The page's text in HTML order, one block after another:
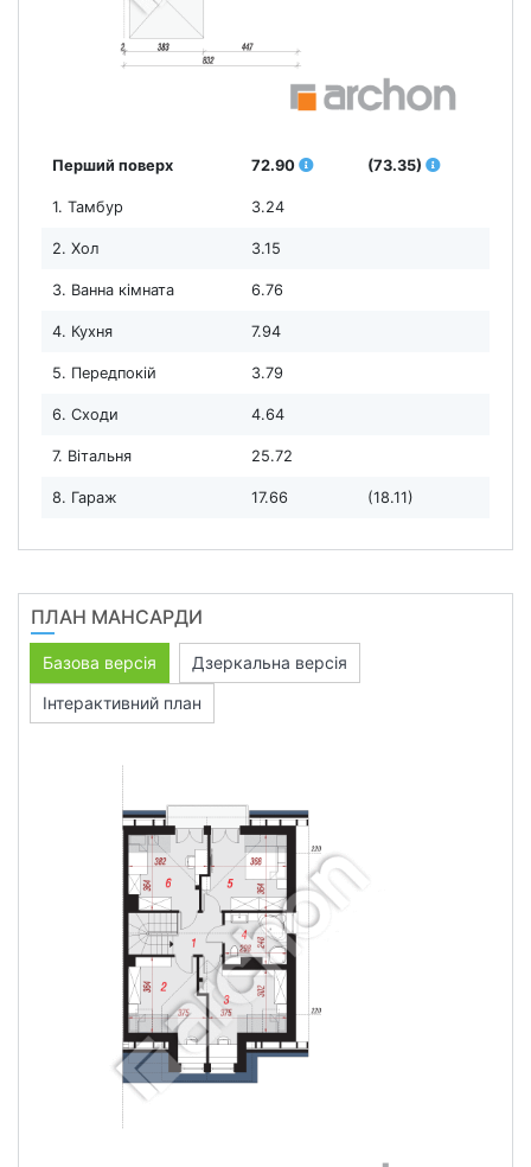
Перший поверх 72.90 (73.35)
1. Тамбур 3.24
2. Хол 3.15
3. Ванна кімната 6.76
4. Кухня 7.94
5. Передпокій 3.79
6. Сходи 4.64
7. Вітальня 25.72
8. Гараж 17.66 (18.11)
ПЛАН МАНСАРДИ
Базова версія
Дзеркальна версія
Інтерактивний план